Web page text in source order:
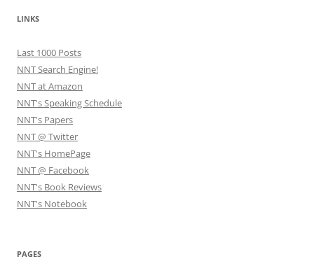
LINKS
Last 1000 Posts
NNT Search Engine!
NNT at Amazon
NNT's Speaking Schedule
NNT's Papers
NNT @ Twitter
NNT's HomePage
NNT @ Facebook
NNT's Book Reviews
NNT's Notebook
PAGES